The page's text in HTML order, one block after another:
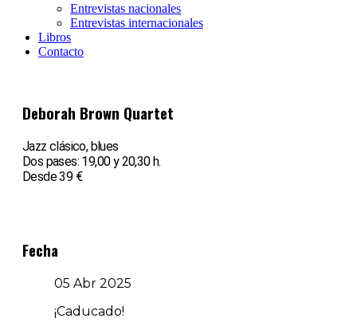
Entrevistas nacionales
Entrevistas internacionales
Libros
Contacto
Deborah Brown Quartet
Jazz clásico, blues
Dos pases: 19,00 y 20,30 h.
Desde 39 €
Fecha
05 Abr 2025
¡Caducado!